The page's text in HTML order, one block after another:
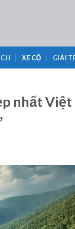
XE CỘ GIẢI
nhất Việt